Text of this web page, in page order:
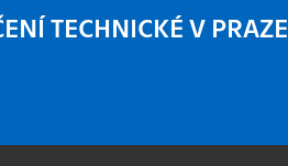
TECHNICKÉ V PRAZE